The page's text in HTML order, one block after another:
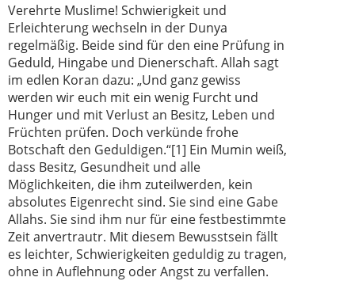
Verehrte Muslime! Schwierigkeit und
Erleichterung wechseln in der Dunya
regelmäßig. Beide sind für den eine Prüfung in
Geduld, Hingabe und Dienerschaft. Allah sagt
im edlen Koran dazu: „Und ganz gewiss
werden wir euch mit ein wenig Furcht und
Hunger und mit Verlust an Besitz, Leben und
Früchten prüfen. Doch verkünde frohe
Botschaft den Geduldigen.“[1] Ein Mumin weiß,
dass Besitz, Gesundheit und alle
Möglichkeiten, die ihm zuteilwerden, kein
absolutes Eigenrecht sind. Sie sind eine Gabe
Allahs. Sie sind ihm nur für eine festbestimmte
Zeit anvertrautr. Mit diesem Bewusstsein fällt
es leichter, Schwierigkeiten geduldig zu tragen,
ohne in Auflehnung oder Angst zu verfallen.